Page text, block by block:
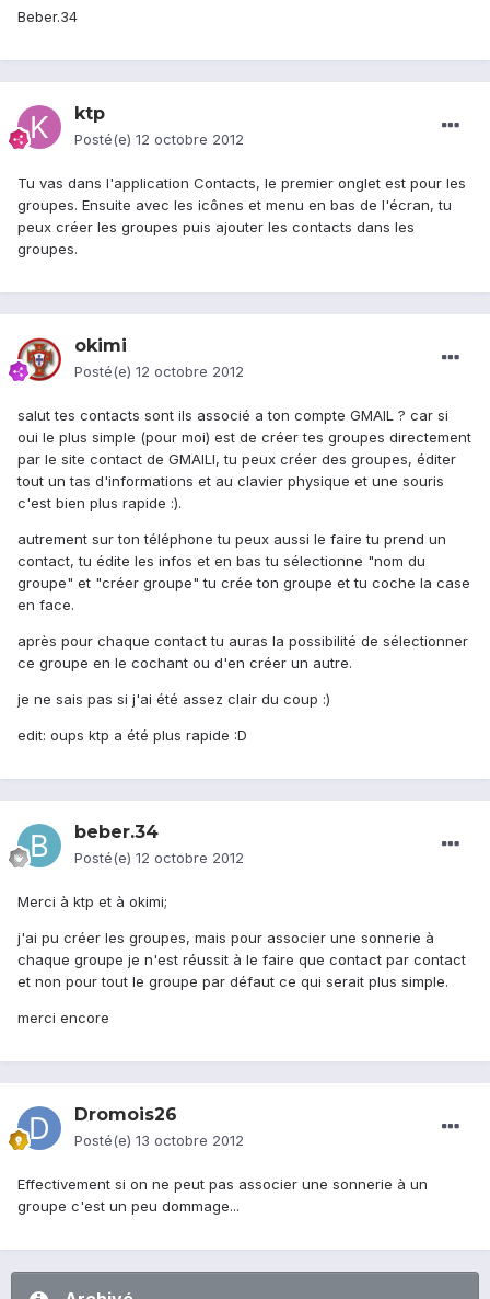
Beber.34
ktp
Posté(e) 12 octobre 2012
Tu vas dans l'application Contacts, le premier onglet est pour les
groupes. Ensuite avec les icônes et menu en bas de l'écran, tu
peux créer les groupes puis ajouter les contacts dans les
groupes.
okimi
Posté(e) 12 octobre 2012
salut tes contacts sont ils associé a ton compte GMAIL ? car si
oui le plus simple (pour moi) est de créer tes groupes directement
par le site contact de GMAILl, tu peux créer des groupes, éditer
tout un tas d'informations et au clavier physique et une souris
c'est bien plus rapide :).
autrement sur ton téléphone tu peux aussi le faire tu prend un
contact, tu édite les infos et en bas tu sélectionne "nom du
groupe" et "créer groupe" tu crée ton groupe et tu coche la case
en face.
après pour chaque contact tu auras la possibilité de sélectionner
ce groupe en le cochant ou d'en créer un autre.
je ne sais pas si j'ai été assez clair du coup :)
edit: oups ktp a été plus rapide :D
beber.34
Posté(e) 12 octobre 2012
Merci à ktp et à okimi;
j'ai pu créer les groupes, mais pour associer une sonnerie à
chaque groupe je n'est réussit à le faire que contact par contact
et non pour tout le groupe par défaut ce qui serait plus simple.
merci encore
Dromois26
Posté(e) 13 octobre 2012
Effectivement si on ne peut pas associer une sonnerie à un
groupe c'est un peu dommage...